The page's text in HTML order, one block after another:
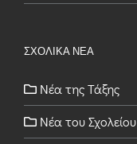
ΣΧΟΛΙΚΑ ΝΕΑ
Νέα της Τάξης
Νέα του Σχολείου